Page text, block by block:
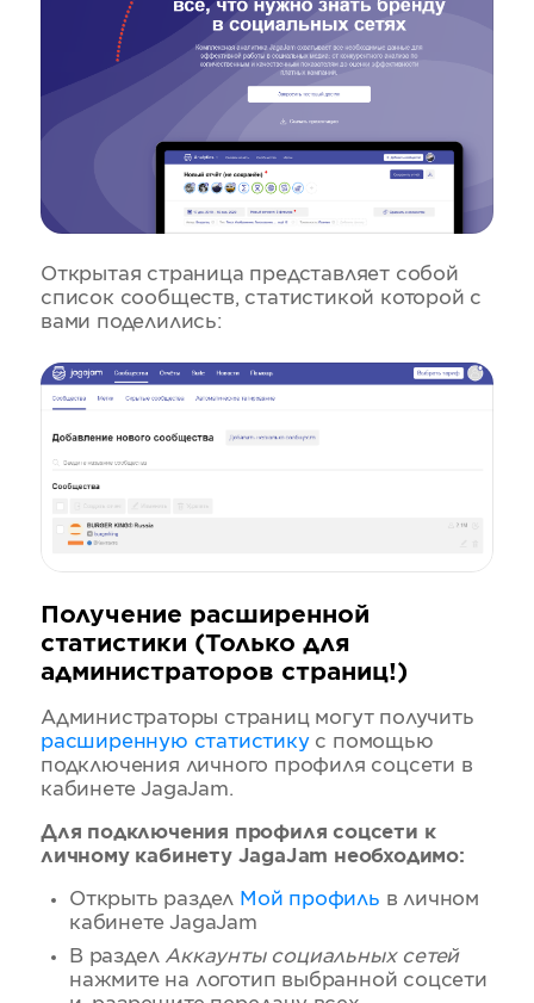
Открытая страница представляет собой
список сообществ, статистикой которой с
вами поделились:
Получение расширенной
статистики (Только для
администраторов страниц!)
Администраторы страниц могут получить
расширенную статистикус помощью
подключения личного профиля соцсети в
кабинете JagaJam.
Для подключения профиля соцсети к
личному кабинету JagaJam необходимо:
Открыть раздел Мой профиль в личном
кабинете JagaJam
В раздел Аккаунты социальных сетей
нажмите на логотип выбранной соцсети